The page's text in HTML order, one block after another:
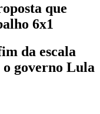
que
6x1
da escala
governo Lula